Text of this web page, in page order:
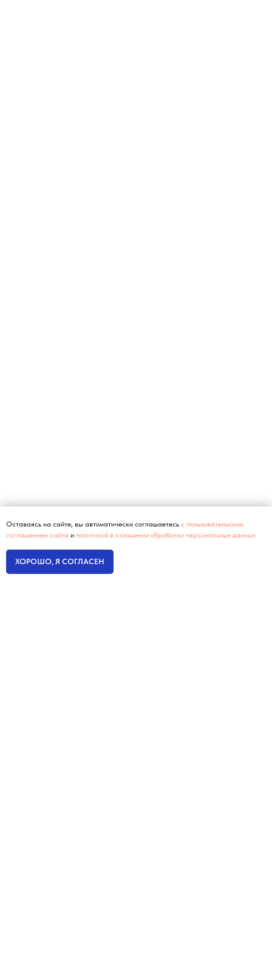
Оставаясь на сайте, вы автоматически соглашаетесь с пользовательским
соглашением сайта и политикой в отношении обработки персональных данных
ХОРОШО, Я СОГЛАСЕН